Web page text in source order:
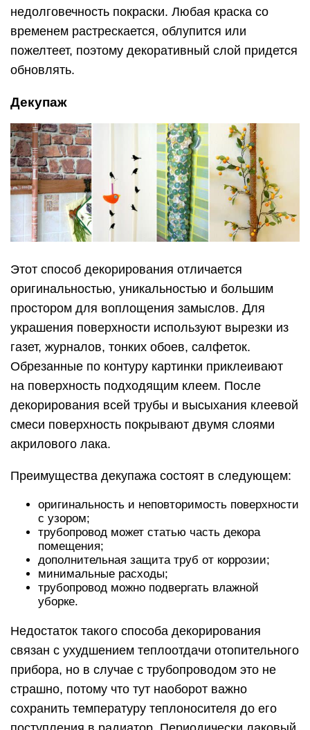
недолговечность покраски. Любая краска со
временем растрескается, облупится или
пожелтеет, поэтому декоративный слой придется
обновлять.
Декупаж
Этот способ декорирования отличается
оригинальностью, уникальностью и большим
простором для воплощения замыслов. Для
украшения поверхности используют вырезки из
газет, журналов, тонких обоев, салфеток.
Обрезанные по контуру картинки приклеивают
на поверхность подходящим клеем. После
декорирования всей трубы и высыхания клеевой
смеси поверхность покрывают двумя слоями
акрилового лака.
Преимущества декупажа состоят в следующем:
оригинальность и неповторимость поверхности
с узором;
трубопровод может статью часть декора
помещения;
дополнительная защита труб от коррозии;
минимальные расходы;
трубопровод можно подвергать влажной
уборке.
Недостаток такого способа декорирования
связан с ухудшением теплоотдачи отопительного
прибора, но в случае с трубопроводом это не
страшно, потому что тут наоборот важно
сохранить температуру теплоносителя до его